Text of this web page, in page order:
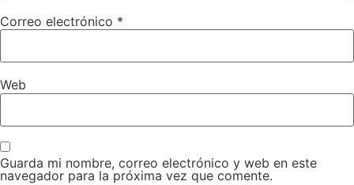
Correo electrónico *
Web
Guarda mi nombre, correo electrónico y web en este
navegador para la próxima vez que comente.